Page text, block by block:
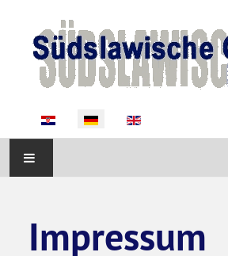
Sprache auswählen
ÜBER UNS
Impressum